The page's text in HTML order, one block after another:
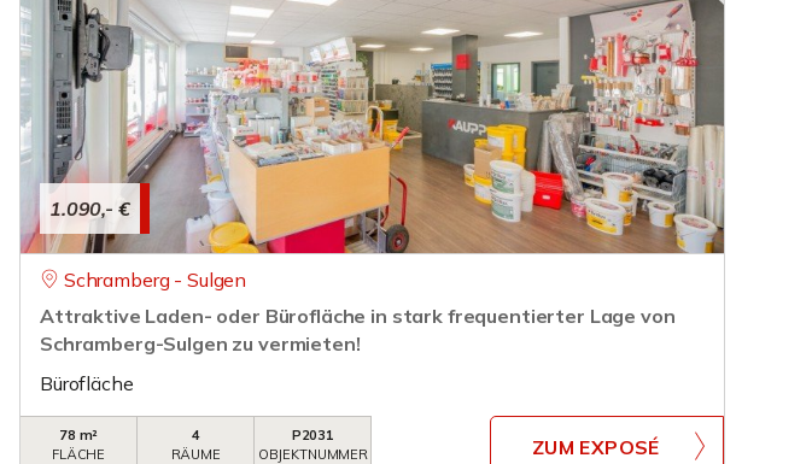
1.090,- €
Schramberg - Sulgen
Attraktive Laden- oder Bürofläche in stark frequentierter Lage von
Schramberg-Sulgen zu vermieten!
Bürofläche
78 m²
FLÄCHE
4
RÄUME
P2031
OBJEKTNUMMER
ZUM EXPOSÉ